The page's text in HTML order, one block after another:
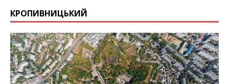
КРОПИВНИЦЬКИЙ